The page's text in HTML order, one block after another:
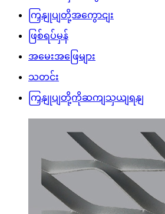
ကြှနျုပျတို့အကွောငျး
ဖြစ်ရပ်မှန်
အမေးအဖြေများ
သတင်း
ကြှနျုပျတို့ကိုဆကျသှယျရနျ